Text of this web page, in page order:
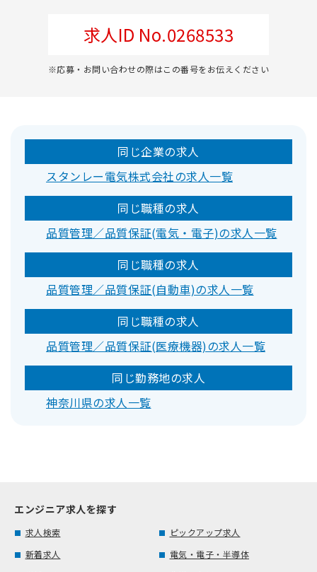
求人ID No.0268533
※応募・お問い合わせの際はこの番号をお伝えください
同じ企業の求人
スタンレー電気株式会社の求人一覧
同じ職種の求人
品質管理／品質保証(電気・電子)の求人一覧
同じ職種の求人
品質管理／品質保証(自動車)の求人一覧
同じ職種の求人
品質管理／品質保証(医療機器)の求人一覧
同じ勤務地の求人
神奈川県の求人一覧
エンジニア求人を探す
求人検索
ピックアップ求人
新着求人
電気・電子・半導体